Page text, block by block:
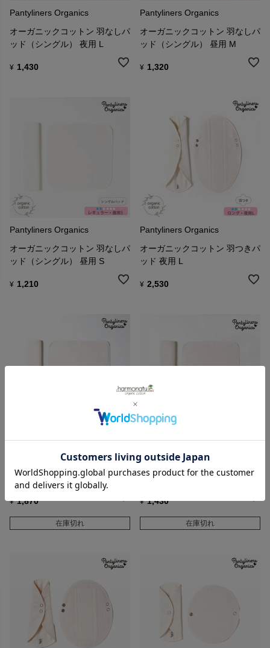
Pantyliners Organics
オーガニックコットン 羽なしパ
ッド（シングル） 夜用 L
¥ 1,430
Pantyliners Organics
オーガニックコットン 羽なしパ
ッド（シングル） 昼用 M
¥ 1,320
Pantyliners Organics
オーガニックコットン 羽なしパ
ッド（シングル） 昼用 S
¥ 1,210
Pantyliners Organics
オーガニックコットン 羽つきパ
ッド 夜用 L
¥ 2,530
ッド（ダブル） 昼用 M
¥ 1,870
在庫切れ
オーガニックコットン 羽なしパ
ッド（ダブル） 昼用 S
¥ 1,430
在庫切れ